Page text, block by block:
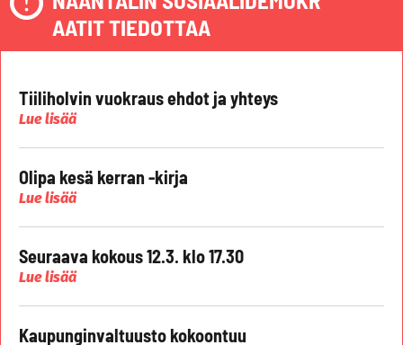
AATIT TIEDOTTAA
Tiiliholvin vuokraus ehdot ja yhteys
Lue lisää
Olipa kesä kerran -kirja
Lue lisää
Seuraava kokous 12.3. klo 17.30
Lue lisää
Kaupunginvaltuusto kokoontuu